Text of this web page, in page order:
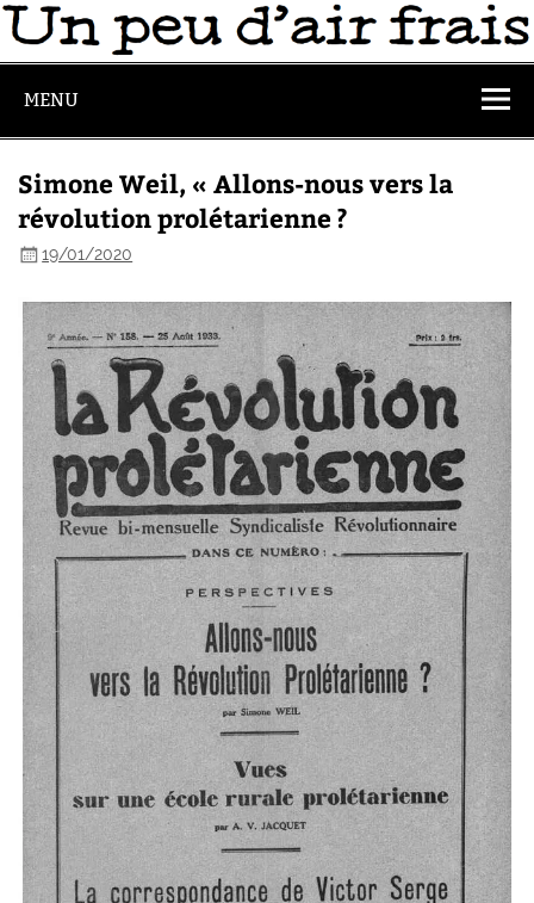
MENU
Simone Weil, « Allons-nous vers la
révolution prolétarienne ?
19/01/2020